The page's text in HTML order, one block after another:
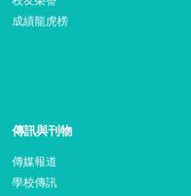
成績龍虎榜
傳訊與刊物
傳媒報道
學校傳訊